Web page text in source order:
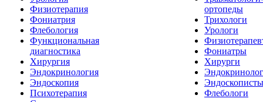
Физиотерапия
Фониатрия
Флебология
Функциональная
диагностика
Хирургия
Эндокринология
Эндоскопия
Психотерапия
ортопеды
Трихологи
Урологи
Фониатры
Хирурги
Эндоскописты
Флебологи